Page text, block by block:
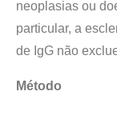
neoplasias ou
particular, a
de IgG não
Método